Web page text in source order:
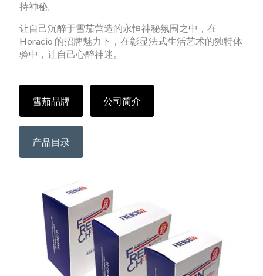
持神秘。
让自己沉醉于雪茄营造的永恒神秘氛围之中，在
Horacio 的招牌魅力下，在彰显法式生活艺术的独特体
验中，让自己心醉神迷。
雪茄品牌 公司简介
产品目录